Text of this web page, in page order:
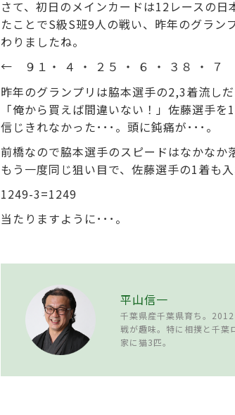
さて、初日のメインカードは12レースの
たことでS級S班9人の戦い、昨年のグラ
わりましたね。
← ９１・ ４ ・ ２５ ・ ６ ・ ３８ ・ ７
昨年のグランプリは脇本選手の2,3着流しだ
「俺から買えば間違いない！」佐藤選手
信じきれなかった･･･。頭に鈍痛が･･･。
前橋なので脇本選手のスピードはなかな
もう一度同じ狙い目で、佐藤選手の1着も入
1249-3=1249
当たりますように･･･。
平山信一
千葉県産千葉県育ち。
戦が趣味。特に相撲と千葉
家に猫3匹。